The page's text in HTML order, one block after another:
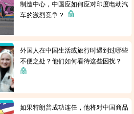
制造中心，中国应如何应对印度电动汽
车的激烈竞争？
外国人在中国生活或旅行时遇到过哪些
不便之处？他们如何看待这些困扰？
如果特朗普成功连任，他将对中国商品